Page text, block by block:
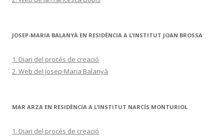
JOSEP-MARIA BALANYÀ EN RESIDÈNCIA A L’INSTITUT JOAN BROSSA
1. Diari del procés de creació
2. Web del Josep-Maria Balanyà
MAR ARZA EN RESIDÈNCIA A L’INSTITUT NARCÍS MONTURIOL
1. Diari del procés de creació